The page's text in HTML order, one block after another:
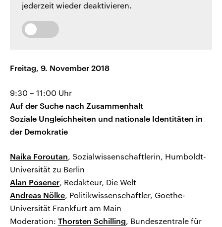
jederzeit wieder deaktivieren.
Freitag, 9. November 2018
9:30 – 11:00 Uhr
Auf der Suche nach Zusammenhalt
Soziale Ungleichheiten und nationale Identitäten in
der Demokratie
Naika Foroutan, Sozialwissenschaftlerin, Humboldt-
Universität zu Berlin
Alan Posener, Redakteur, Die Welt
Andreas Nölke, Politikwissenschaftler, Goethe-
Universität Frankfurt am Main
Moderation: Thorsten Schilling, Bundeszentrale für